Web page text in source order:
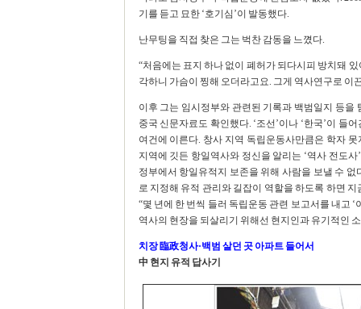
기를 듣고 묘한 ‘호기심’이 발동했다.
난무팅을 직접 찾은 그는 벅찬 감동을 느꼈다.
“처음에는 표지 하나 없이 폐허가 되다시피 방치돼
각하니 가슴이 찡해 오더라고요. 그게 역사연구로 이
이후 그는 임시정부와 관련된 기록과 백범일지 등을
중국 신문자료도 확인했다. ‘조선’이나 ‘한국’이 들
여건에 이른다. 창사 지역 독립운동사만큼은 학자
지역에 깃든 항일역사와 정신을 알리는 ‘역사 전도
정부에서 항일유적지 보존을 위해 사람을 보낼 수
로 지정해 유적 관리와 길잡이 역할을 하도록 하면
“몇 년에 한 번씩 들러 독립운동 관련 보고서를 내고
역사의 현장을 되살리기 위해선 현지인과 유기적인
치장 臨政청사·백범 살던 곳 아파트 들어서
中 현지 유적 답사기